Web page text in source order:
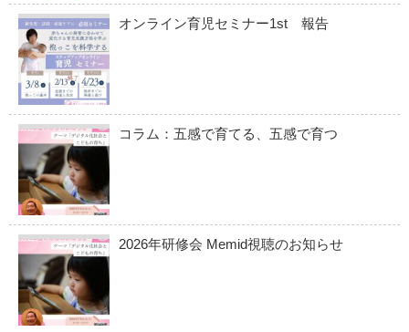
オンライン育児セミナー1st 報告
コラム：五感で育てる、五感で育つ
2026年研修会 Memid視聴のお知らせ